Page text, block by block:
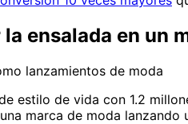
ensalada en un
lanzamientos de moda
de vida con 1.2
marca de moda lanzando